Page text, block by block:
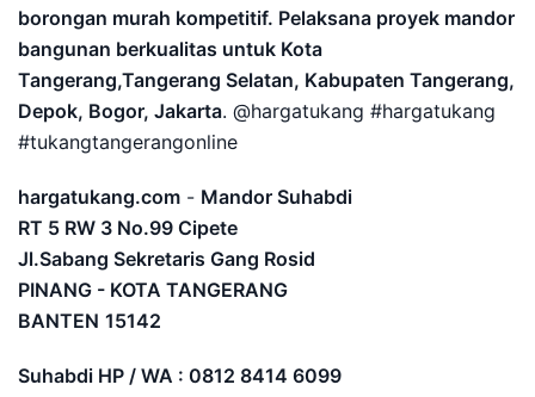
borongan murah kompetitif. Pelaksana proyek mandor
bangunan berkualitas untuk Kota
Tangerang,Tangerang Selatan, Kabupaten Tangerang,
Depok, Bogor, Jakarta. @hargatukang #hargatukang
#tukangtangerangonline
hargatukang.com - Mandor Suhabdi
RT 5 RW 3 No.99 Cipete
Jl.Sabang Sekretaris Gang Rosid
PINANG - KOTA TANGERANG
BANTEN 15142
Suhabdi HP / WA : 0812 8414 6099